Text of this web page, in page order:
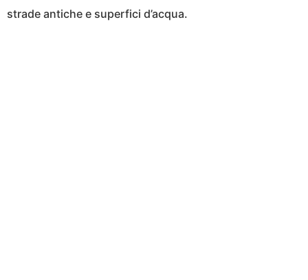
strade antiche e superfici d’acqua.